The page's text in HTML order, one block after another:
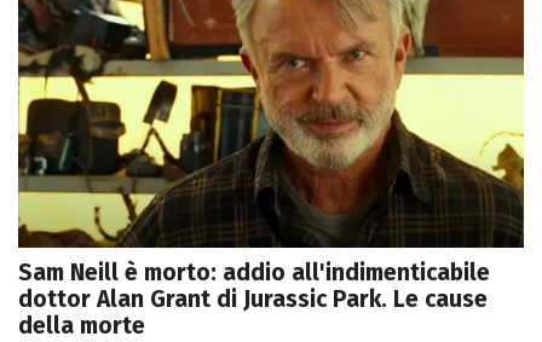
Sam Neill è morto: addio all'indimenticabile
dottor Alan Grant di Jurassic Park. Le cause
della morte